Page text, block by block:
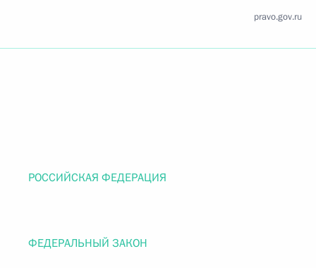
pravo.gov.ru
РОССИЙСКАЯ ФЕДЕРАЦИЯ
ФЕДЕРАЛЬНЫЙ ЗАКОН